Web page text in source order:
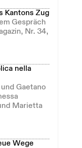
Kantons Zug
Gespräch
Nr. 34,
nella
Gaetano
Marietta
Wege